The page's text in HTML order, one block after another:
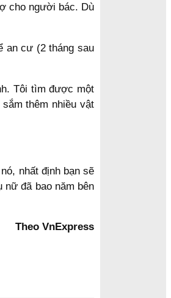
cho người bác. Dù
an cư (2 tháng sau
Tôi tìm được một
thêm nhiều vật
nhất định bạn sẽ
nữ đã bao năm bên
Theo VnExpress